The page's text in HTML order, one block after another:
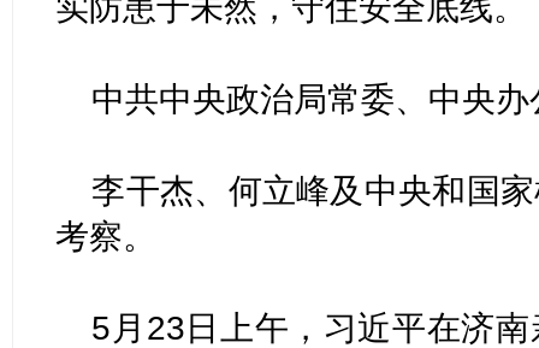
实防患于未然，守住安全底线。
中共中央政治局常委、中央
李干杰、何立峰及中央和国
考察。
5月23日上午，习近平在济